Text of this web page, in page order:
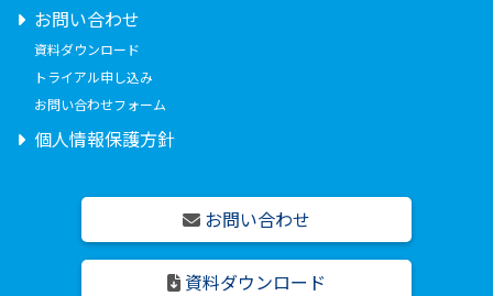
お問い合わせ
資料ダウンロード
トライアル申し込み
お問い合わせフォーム
個人情報保護方針
お問い合わせ
資料ダウンロード